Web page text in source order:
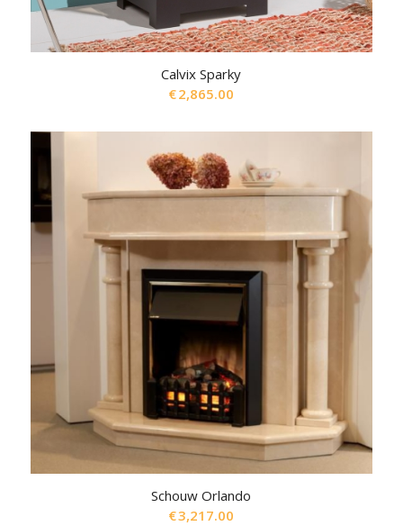
Calvix Sparky
€2,865.00
Schouw Orlando
€3,217.00